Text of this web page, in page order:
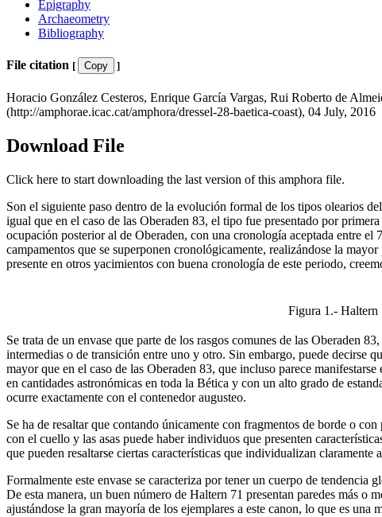
Epigraphy
Archaeometry
Bibliography
File citation [ Copy ]
Horacio González Cesteros, Enrique García Vargas, Rui Roberto de
(http://amphorae.icac.cat/amphora/dressel-28-baetica-coast), 04 July, 2016
Download File
Click here to start downloading the last version of this amphora file.
Son el siguiente paso dentro de la evolución formal de los tipos olearios
igual que en el caso de las Oberaden 83, el tipo fue presentado por
ocupación posterior al de Oberaden, con una cronología aceptada entre
campamentos que se superponen cronológicamente, realizándose la
presente en otros yacimientos con buena cronología de este periodo,
Figura 1.- Haltern
Se trata de un envase que parte de los rasgos comunes de las Oberaden
intermedias o de transición entre uno y otro. Sin embargo, puede decirse
mayor que en el caso de las Oberaden 83, que incluso parece
en cantidades astronómicas en toda la Bética y con un alto grado de
ocurre exactamente con el contenedor augusteo.
Se ha de resaltar que contando únicamente con fragmentos de borde o
con el cuello y las asas puede haber individuos que presenten
que pueden resaltarse ciertas características que individualizan claramente
Formalmente este envase se caracteriza por tener un cuerpo de
De esta manera, un buen número de Haltern 71 presentan paredes más o
ajustándose la gran mayoría de los ejemplares a este canon, lo que es